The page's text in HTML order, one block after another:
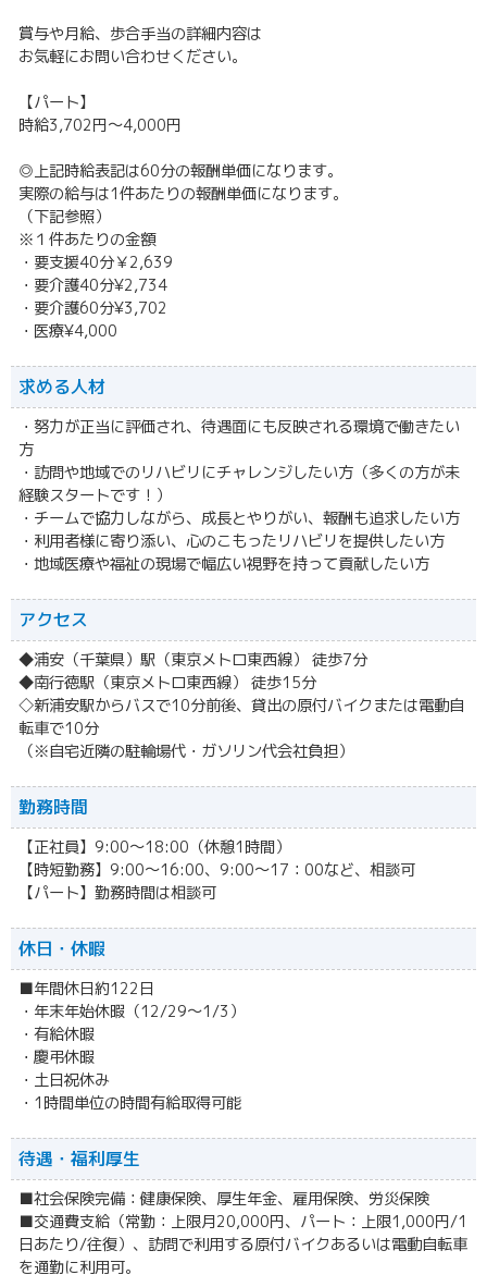
賞与や月給、歩合手当の詳細内容は
お気軽にお問い合わせください。
【パート】
時給3,702円～4,000円
◎上記時給表記は60分の報酬単価になります。
実際の給与は1件あたりの報酬単価になります。
（下記参照）
※１件あたりの金額
・要支援40分￥2,639
・要介護40分¥2,734
・要介護60分¥3,702
・医療¥4,000
求める人材
・努力が正当に評価され、待遇面にも反映される環境で働きたい
方
・訪問や地域でのリハビリにチャレンジしたい方（多くの方が未
経験スタートです！）
・チームで協力しながら、成長とやりがい、報酬も追求したい方
・利用者様に寄り添い、心のこもったリハビリを提供したい方
・地域医療や福祉の現場で幅広い視野を持って貢献したい方
アクセス
◆浦安（千葉県）駅（東京メトロ東西線） 徒歩7分
◆南行徳駅（東京メトロ東西線） 徒歩15分
◇新浦安駅からバスで10分前後、貸出の原付バイクまたは電動自
転車で10分
（※自宅近隣の駐輪場代・ガソリン代会社負担）
勤務時間
【正社員】9:00～18:00（休憩1時間）
【時短勤務】9:00～16:00、9:00～17：00など、相談可
【パート】勤務時間は相談可
休日・休暇
■年間休日約122日
・年末年始休暇（12/29～1/3）
・有給休暇
・慶弔休暇
・土日祝休み
・1時間単位の時間有給取得可能
待遇・福利厚生
■社会保険完備：健康保険、厚生年金、雇用保険、労災保険
■交通費支給（常勤：上限月20,000円、パート：上限1,000円/1
日あたり/往復）、訪問で利用する原付バイクあるいは電動自転車
を通勤に利用可。